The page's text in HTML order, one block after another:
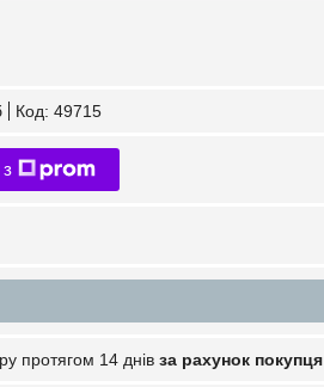
Код: 49715
протягом 14 днів за рахунок покупця